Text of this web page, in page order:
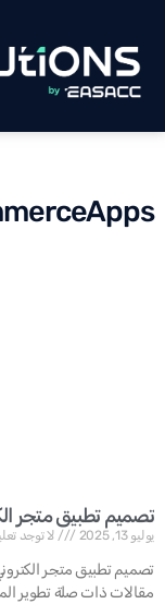
تصميم تطبيق متجر
يوليو 13, 2025 لا توجد
تصميم تطبيق متجر
مقالات ذات صلة تطوير